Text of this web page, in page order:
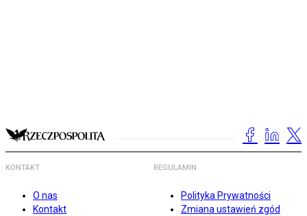
KONTAKT
O nas
Kontakt
REGULAMIN
Polityka Prywatności
Zmiana ustawień zgód